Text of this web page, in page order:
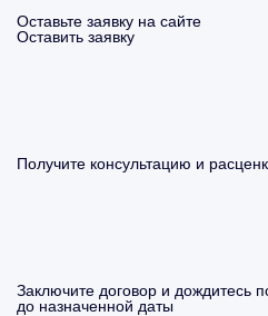
Оставьте заявку на сайте
Оставить заявку
Получите консультацию и
Заключите договор и дождитесь
до назначенной даты